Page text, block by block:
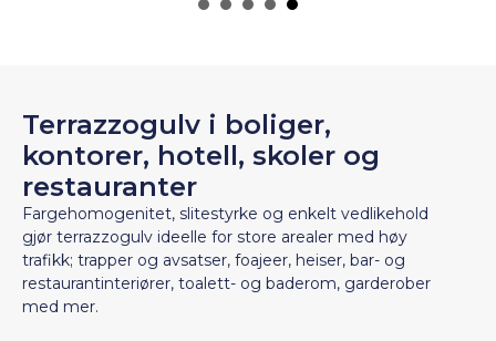
Terrazzogulv i boliger,
kontorer, hotell, skoler og
restauranter
Fargehomogenitet, slitestyrke og enkelt vedlikehold
gjør terrazzogulv ideelle for store arealer med høy
trafikk; trapper og avsatser, foajeer, heiser, bar- og
restaurantinteriører, toalett- og baderom, garderober
med mer.